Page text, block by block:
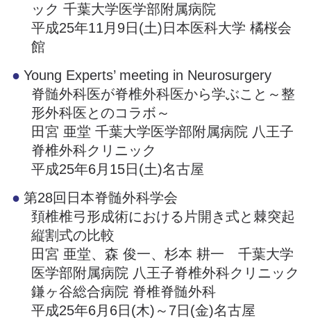
ック 千葉大学医学部附属病院
平成25年11月9日(土)日本医科大学 橘桜会
館
Young Experts’ meeting in Neurosurgery
脊髄外科医が脊椎外科医から学ぶこと～整
形外科医とのコラボ～
田宮 亜堂 千葉大学医学部附属病院 八王子
脊椎外科クリニック
平成25年6月15日(土)名古屋
第28回日本脊髄外科学会
頚椎椎弓形成術における片開き式と棘突起
縦割式の比較
田宮 亜堂、森 俊一、杉本 耕一 千葉大学
医学部附属病院 八王子脊椎外科クリニック
鎌ヶ谷総合病院 脊椎脊髄外科
平成25年6月6日(木)～7日(金)名古屋